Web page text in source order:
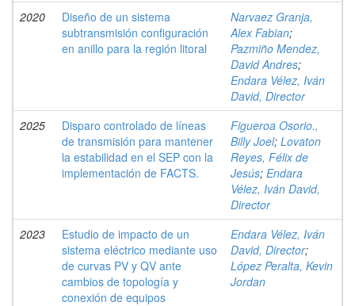
2020
Diseño de un sistema
subtransmisión configuración
en anillo para la región litoral
Narvaez Granja,
Alex Fabian;
Pazmiño Mendez,
David Andres;
Endara Vélez, Iván
David, Director
2025
Disparo controlado de líneas
de transmisión para mantener
la estabilidad en el SEP con la
implementación de FACTS.
Figueroa Osorio.,
Billy Joel; Lovaton
Reyes, Félix de
Jesús; Endara
Vélez, Iván David,
Director
2023
Estudio de impacto de un
sistema eléctrico mediante uso
de curvas PV y QV ante
cambios de topología y
conexión de equipos
Endara Vélez, Iván
David, Director;
López Peralta, Kevin
Jordan